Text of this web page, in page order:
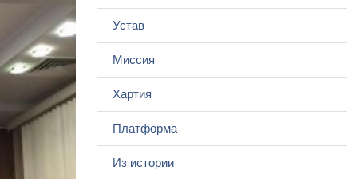
Устав
Миссия
Хартия
Платформа
Из истории